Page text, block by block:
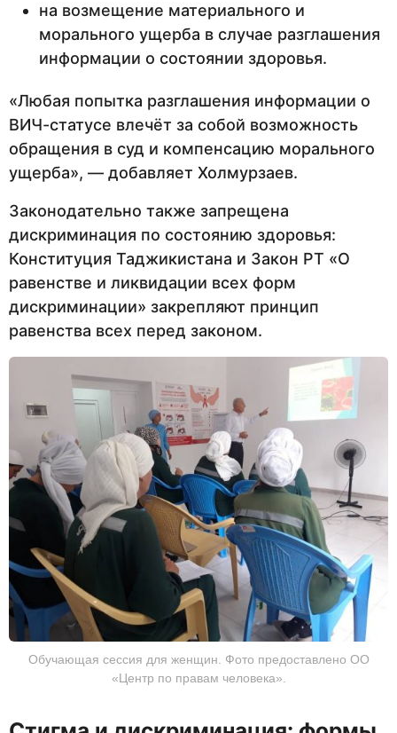
на возмещение материального и
морального ущерба в случае разглашения
информации о состоянии здоровья.
«Любая попытка разглашения информации о
ВИЧ-статусе влечёт за собой возможность
обращения в суд и компенсацию морального
ущерба», — добавляет Холмурзаев.
Законодательно также запрещена
дискриминация по состоянию здоровья:
Конституция Таджикистана и Закон РТ «О
равенстве и ликвидации всех форм
дискриминации» закрепляют принцип
равенства всех перед законом.
Обучающая сессия для женщин. Фото предоставлено ОО
«Центр по правам человека».